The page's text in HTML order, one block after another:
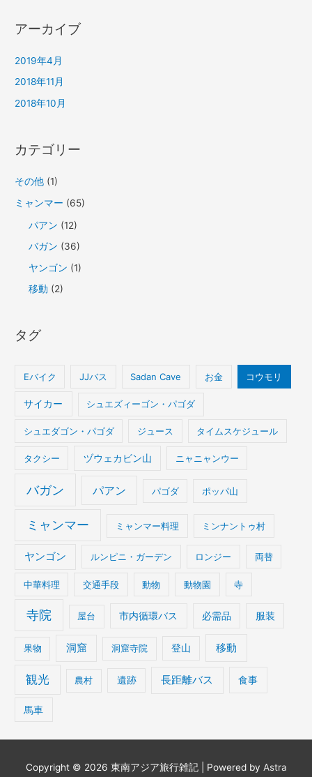
アーカイブ
2019年4月
2018年11月
2018年10月
カテゴリー
その他 (1)
ミャンマー (65)
パアン (12)
バガン (36)
ヤンゴン (1)
移動 (2)
タグ
Eバイク JJバス Sadan Cave お金 コウモリ
サイカー シュエズィーゴン・パゴダ
シュエダゴン・パゴダ ジュース タイムスケジュール
タクシー ヅウェカビン山 ニャニャンウー
バガン パアン パゴダ ポッパ山
ミャンマー ミャンマー料理 ミンナントゥ村
ヤンゴン ルンピニ・ガーデン ロンジー 両替
中華料理 交通手段 動物 動物園 寺
寺院 屋台 市内循環バス 必需品 服装
果物 洞窟 洞窟寺院 登山 移動
観光 農村 遺跡 長距離バス 食事
馬車
Copyright © 2026 東南アジア旅行雑記| Powered by Astra